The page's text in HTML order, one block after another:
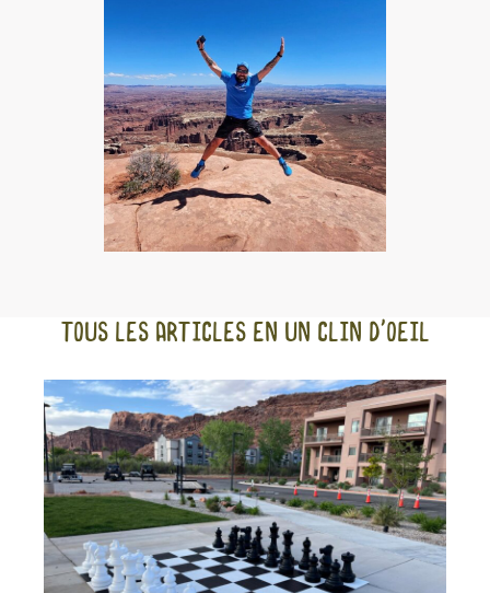
Tous les articles en un clin d'oeil